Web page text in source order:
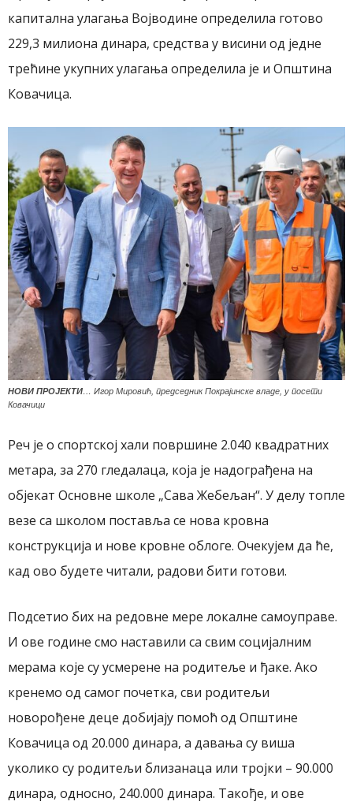
капитална улагања Војводине определила готово
229,3 милиона динара, средства у висини од једне
трећине укупних улагања определила је и Општина
Ковачица.
НОВИ ПРОЈЕКТИ… Игор Мировић, председник Покрајинске владе, у посети
Ковачици
Реч је о спортској хали површине 2.040 квадратних
метара, за 270 гледалаца, која је надограђена на
објекат Основне школе „Сава Жебељан“. У делу топле
везе са школом поставља се нова кровна
конструкција и нове кровне облоге. Очекујем да ће,
кад ово будете читали, радови бити готови.
Подсетио бих на редовне мере локалне самоуправе.
И ове године смо наставили са свим социјалним
мерама које су усмерене на родитеље и ђаке. Ако
кренемо од самог почетка, сви родитељи
новорођене деце добијају помоћ од Општине
Ковачица од 20.000 динара, а давања су виша
уколико су родитељи близанаца или тројки – 90.000
динара, односно, 240.000 динара. Такође, и ове